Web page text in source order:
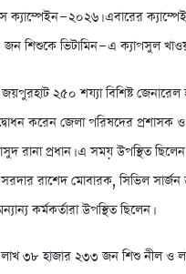
ক্যাম্পেইন-২০২৬। এবারের
শিশুকে ভিটামিন-এ ক্যাপসুল
২৫০ শয্যা বিশিষ্ট জেনারেল
করেন জেলা পরিষদের প্রশাসক
রানা প্রধান। এ সময় উপস্থিত
সরদার রাশেদ মোবারক, সিভিল
কর্মকর্তারা উপস্থিত ছিলেন।
৩৮ হাজার ২৩৩ জন শিশু নীল ও